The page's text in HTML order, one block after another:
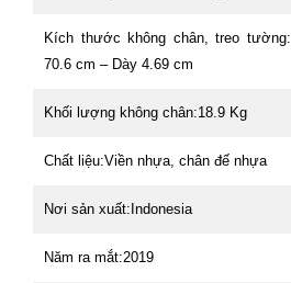
Kích thước không chân, treo tường:
70.6 cm – Dày 4.69 cm
Khối lượng không chân:18.9 Kg
Chất liệu:Viền nhựa, chân đế nhựa
Nơi sản xuất: Indonesia
Năm ra mắt:2019